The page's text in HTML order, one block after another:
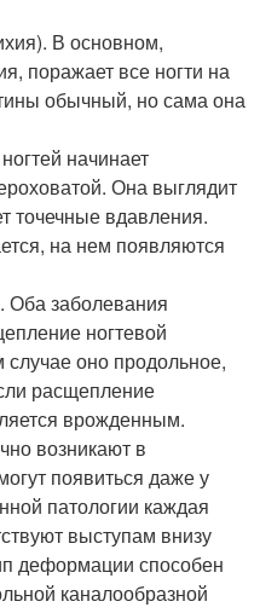
В основном,
поражает все ногти на
обычный, но сама она
начинает
Она выглядит
точечные вдавления.
на нем появляются
Оба заболевания
ногтевой
оно продольное,
расщепление
врожденным.
возникают в
появиться даже у
патологии каждая
выступам внизу
деформации способен
каналообразной